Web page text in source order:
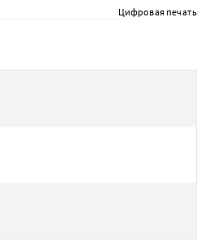
Цифровая печать